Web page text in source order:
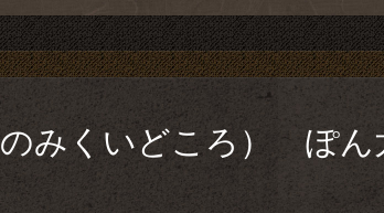
みくいどころ） ぽん